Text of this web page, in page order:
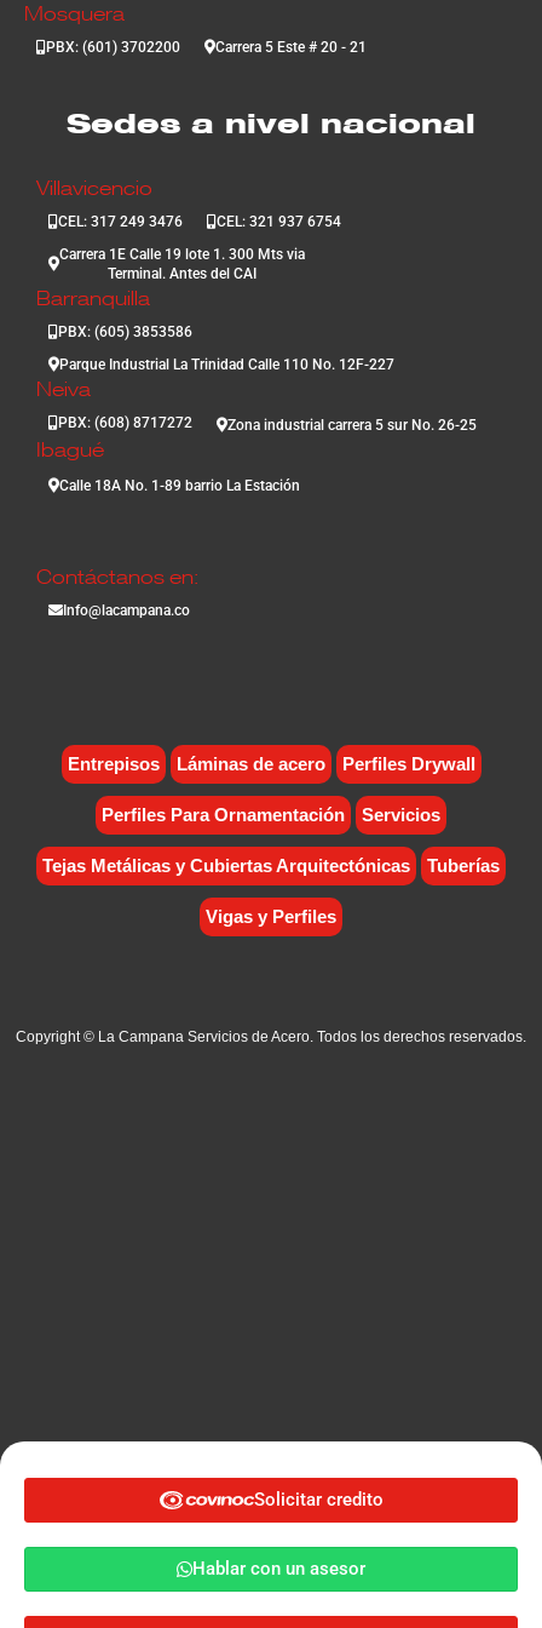
Mosquera
PBX: (601) 3702200 Carrera 5 Este # 20 - 21
Sedes a nivel nacional
Villavicencio
CEL: 317 249 3476
CEL: 321 937 6754
Carrera 1E Calle 19 lote 1. 300 Mts via
Terminal. Antes del CAI
Barranquilla
PBX: (605) 3853586
Parque Industrial La Trinidad Calle 110 No. 12F-227
Neiva
PBX: (608) 8717272 Zona industrial carrera 5 sur No. 26-25
Ibagué
Calle 18A No. 1-89 barrio La Estación
Contáctanos en:
Info@lacampana.co
Entrepisos Láminas de acero Perfiles Drywall
Perfiles Para Ornamentación Servicios
Tejas Metálicas y Cubiertas Arquitectónicas Tuberías
Vigas y Perfiles
Copyright © La Campana Servicios de Acero. Todos los derechos reservados.
Solicitar credito
Hablar con un asesor
Solicitar credito
Hablar con un asesor